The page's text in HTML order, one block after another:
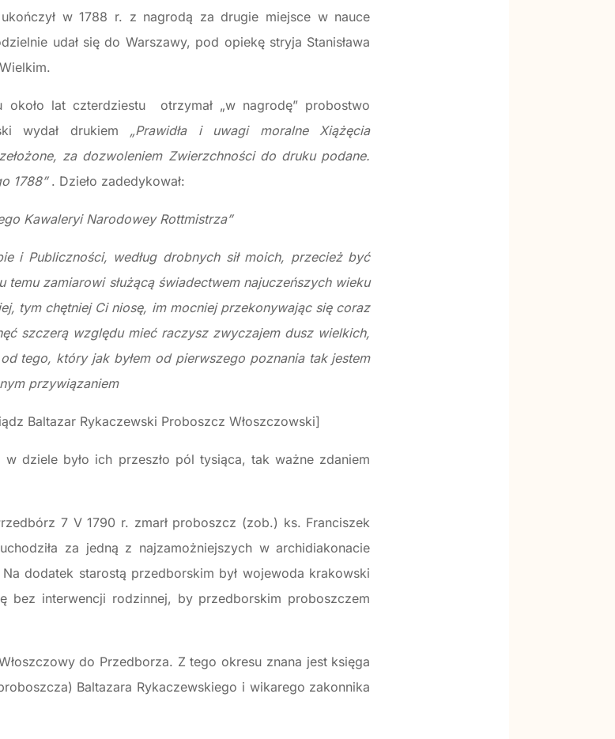
w 1788 r. z nagrodą za drugie miejsce w nauce
udał się do Warszawy, pod opiekę stryja Stanisława
lat czterdziestu otrzymał „w nagrodę” probostwo
wydał drukiem „Prawidła i uwagi moralne Xiążęcia
za dozwoleniem Zwierzchności do druku podane.
1788” . Dzieło zadedykował:
Kawaleryi Narodowey Rottmistrza”
i Publiczności, według drobnych sił moich, przecież być
zamiarowi służącą świadectwem najuczeńszych wieku
tym chętniej Ci niosę, im mocniej przekonywając się coraz
szczerą względu mieć raczysz zwyczajem dusz wielkich,
tego, który jak byłem od pierwszego poznania tak jestem
przywiązaniem
Baltazar Rykaczewski Proboszcz Włoszczowski]
dziele było ich przeszło pól tysiąca, tak ważne zdaniem
7 V 1790 r. zmarł proboszcz (zob.) ks. Franciszek
za jedną z najzamożniejszych w archidiakonacie
dodatek starostą przedborskim był wojewoda krakowski
bez interwencji rodzinnej, by przedborskim proboszczem
do Przedborza. Z tego okresu znana jest księga
Baltazara Rykaczewskiego i wikarego zakonnika